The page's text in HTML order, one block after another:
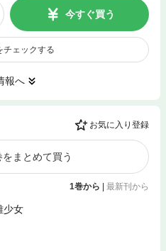
今すぐ買う
チェックする
報へ
お気に入り登録
まとめて買う
1巻から | 最新刊から
少女